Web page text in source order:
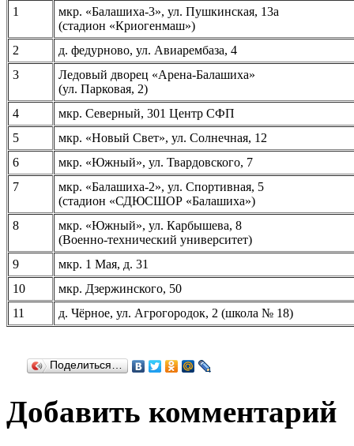
1
мкр. «Балашиха-3», ул. Пушкинская, 13а
(стадион «Криогенмаш»)
2
д. федурново, ул. Авиарембаза, 4
3
Ледовый дворец «Арена-Балашиха»
(ул. Парковая, 2)
4
мкр. Северный, 301 Центр СФП
5
мкр. «Новый Свет», ул. Солнечная, 12
6
мкр. «Южный», ул. Твардовского, 7
7
мкр. «Балашиха-2», ул. Спортивная, 5
(стадион «СДЮСШОР «Балашиха»)
8
мкр. «Южный», ул. Карбышева, 8
(Военно-технический университет)
9
мкр. 1 Мая, д. 31
10
мкр. Дзержинского, 50
11
д. Чёрное, ул. Агрогородок, 2 (школа № 18)
Поделиться…
Добавить комментарий